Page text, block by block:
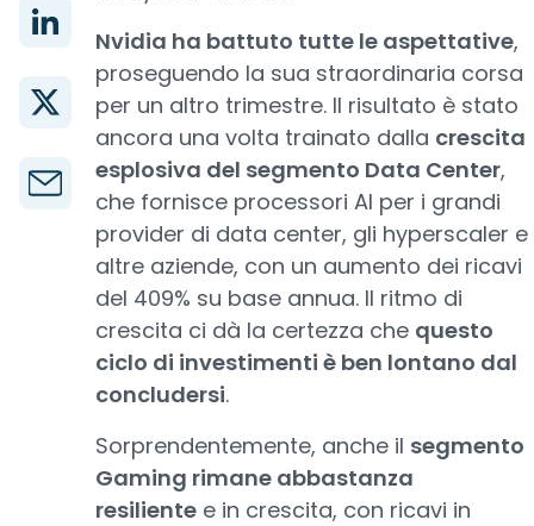
Nvidia ha battuto tutte le aspettative,
proseguendo la sua straordinaria corsa
per un altro trimestre. Il risultato è stato
ancora una volta trainato dalla crescita
esplosiva del segmento Data Center,
che fornisce processori AI per i grandi
provider di data center, gli hyperscaler e
altre aziende, con un aumento dei ricavi
del 409% su base annua. Il ritmo di
crescita ci dà la certezza che questo
ciclo di investimenti è ben lontano dal
concludersi.
Sorprendentemente, anche il segmento
Gaming rimane abbastanza
resiliente e in crescita, con ricavi in